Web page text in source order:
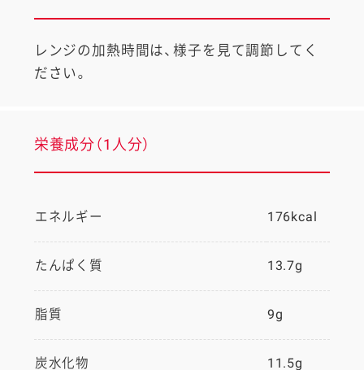
レンジの加熱時間は、様子を見て調節してく
ださい。
栄養成分（1人分）
エネルギー 176kcal
たんぱく質 13.7g
脂質 9g
炭水化物 11.5g